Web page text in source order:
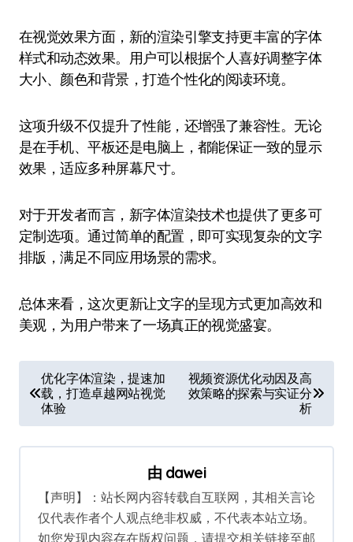
在视觉效果方面，新的渲染引擎支持更丰富的字体
样式和动态效果。用户可以根据个人喜好调整字体
大小、颜色和背景，打造个性化的阅读环境。
这项升级不仅提升了性能，还增强了兼容性。无论
是在手机、平板还是电脑上，都能保证一致的显示
效果，适应多种屏幕尺寸。
对于开发者而言，新字体渲染技术也提供了更多可
定制选项。通过简单的配置，即可实现复杂的文字
排版，满足不同应用场景的需求。
总体来看，这次更新让文字的呈现方式更加高效和
美观，为用户带来了一场真正的视觉盛宴。
章
导
航
优化字体渲染，提速加
载，打造卓越网站视觉
体验
视频资源优化动因及高
效策略的探索与实证分
析
由 dawei
【声明】：站长网内容转载自互联网，其相关言论
仅代表作者个人观点绝非权威，不代表本站立场。
如您发现内容存在版权问题，请提交相关链接至邮